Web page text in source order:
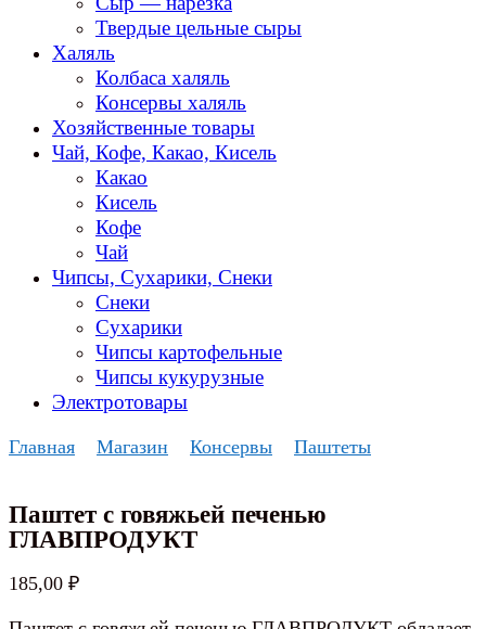
Твердые цельные сыры
Халяль
Колбаса халяль
Консервы халяль
Хозяйственные товары
Чай, Кофе, Какао, Кисель
Какао
Кисель
Кофе
Чай
Чипсы, Сухарики, Снеки
Снеки
Сухарики
Чипсы картофельные
Чипсы кукурузные
Электротовары
Главная Магазин Консервы Паштеты
Паштет с говяжьей печенью
ГЛАВПРОДУКТ
185,00 ₽